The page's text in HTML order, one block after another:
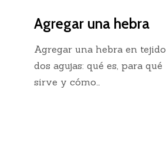
Agregar una hebra
Agregar una hebra en
dos agujas: qué es, para qué
sirve y cómo…